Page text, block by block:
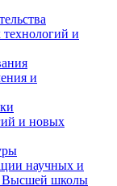
и
и
и новых
научных и
Высшей школы